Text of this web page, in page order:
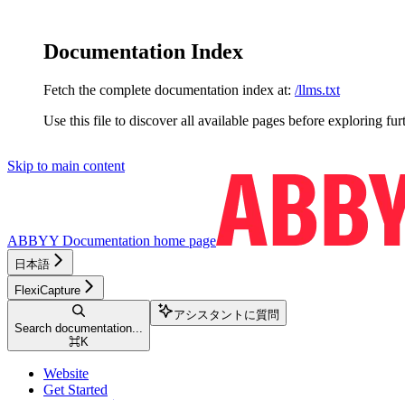
Documentation Index
Fetch the complete documentation index at: /llms.txt
Use this file to discover all available pages before exploring
Skip to main content
ABBYY Documentation home page
日本語
FlexiCapture
Search documentation...
⌘K
アシスタントに質問
Website
Get Started